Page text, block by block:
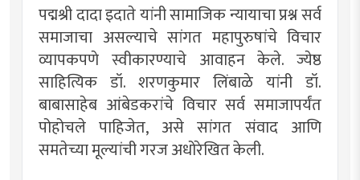
पद्मश्री दादा इदाते यांनी सामाजिक न्यायाचा प्रश्न सर्व
समाजाचा असल्याचे सांगत महापुरुषांचे विचार
व्यापकपणे स्वीकारण्याचे आवाहन केले. ज्येष्ठ
साहित्यिक डॉ. शरणकुमार लिंबाळे यांनी डॉ.
बाबासाहेब आंबेडकरांचे विचार सर्व समाजापर्यंत
पोहोचले पाहिजेत, असे सांगत संवाद आणि
समतेच्या मूल्यांची गरज अधोरेखित केली.